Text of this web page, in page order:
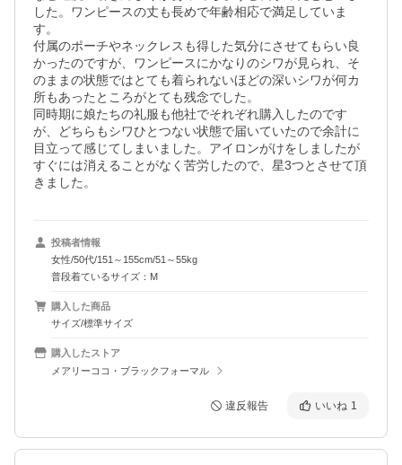
した。ワンピースの丈も長めで年齢相応で満足していま
す。
付属のポーチやネックレスも得した気分にさせてもらい良
かったのですが、ワンピースにかなりのシワが見られ、そ
のままの状態ではとても着られないほどの深いシワが何カ
所もあったところがとても残念でした。
同時期に娘たちの礼服も他社でそれぞれ購入したのです
が、どちらもシワひとつない状態で届いていたので余計に
目立って感じてしまいました。アイロンがけをしましたが
すぐには消えることがなく苦労したので、星3つとさせて頂
きました。
投稿者情報
女性/50代/151～155cm/51～55kg
普段着ているサイズ：M
購入した商品
サイズ/標準サイズ
購入したストア
メアリーココ・ブラックフォーマル
違反報告 いいね 1